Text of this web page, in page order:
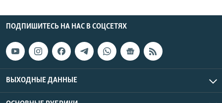
ПОДПИШИТЕСЬ НА НАС В СОЦСЕТЯХ
ВЫХОДНЫЕ ДАННЫЕ